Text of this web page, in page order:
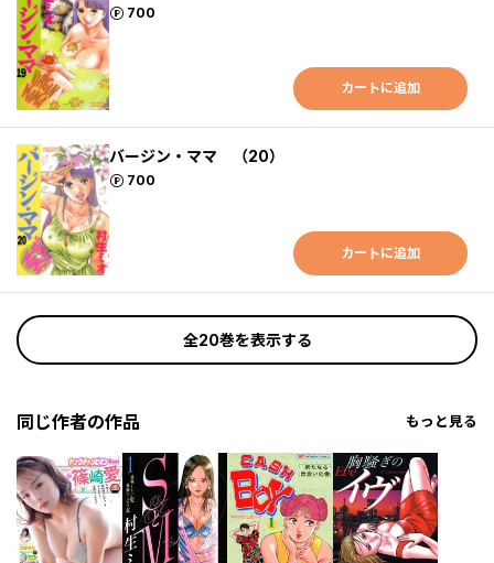
700
ポイント
カートに追加
バージン・ママ （20）
700
ポイント
カートに追加
全20巻を表示する
同じ作者の作品 もっと見る